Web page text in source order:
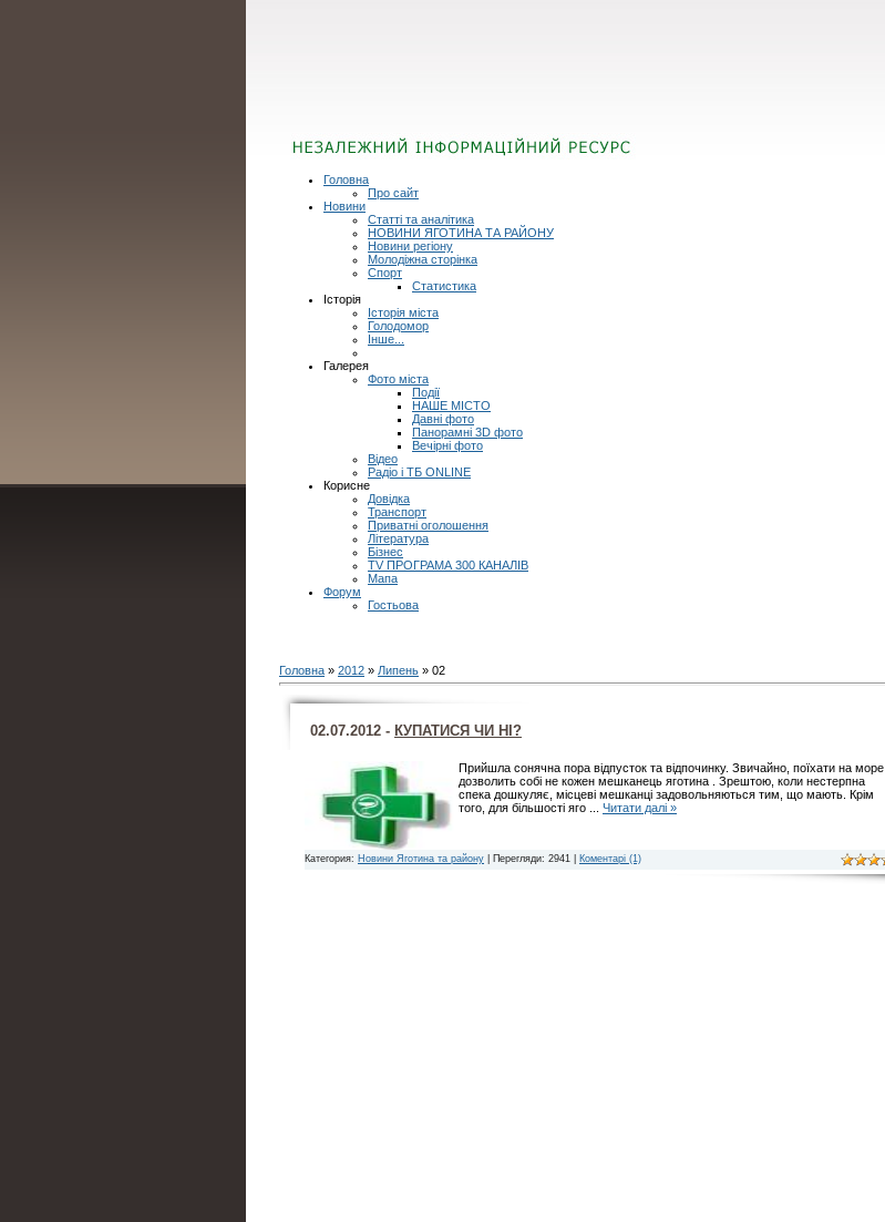
Головна
Про сайт
Новини
Статті та аналітика
НОВИНИ ЯГОТИНА ТА РАЙОНУ
Новини регіону
Молодіжна сторінка
Спорт
Статистика
Історія
Історія міста
Голодомор
Інше...
Галерея
Фото міста
Події
НАШЕ МІСТО
Давні фото
Панорамні 3D фото
Вечірні фото
Відео
Радіо і ТБ ONLINE
Корисне
Довідка
Транспорт
Приватні оголошення
Література
Бізнес
TV ПРОГРАМА 300 КАНАЛІВ
Мапа
Форум
Гостьова
Головна » 2012 » Липень » 02
02.07.2012 - КУПАТИСЯ ЧИ НІ?
Прийшла сонячна пора відпусток та відпочинку. Звичайно, поїхати на море
дозволить собі не кожен мешканець яготина . Зрештою, коли нестерпна
спека дошкуляє, місцеві мешканці задовольняються тим, що мають. Крім
того, для більшості яго
Читати далі »
Категория: Новини Яготина та району | Перегляди: 2941 | Коментарі (1)